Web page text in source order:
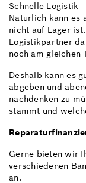
Schnelle Logistik
Natürlich kann es
nicht auf Lager
Logistikpartner
noch am gleichen
Deshalb kann es
abgeben und
nachdenken zu
stammt und
Gerne bieten wir
verschiedenen
an.